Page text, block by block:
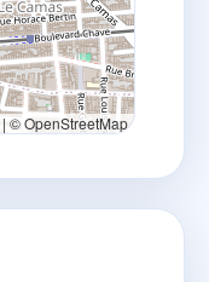
| © OpenStreetMap